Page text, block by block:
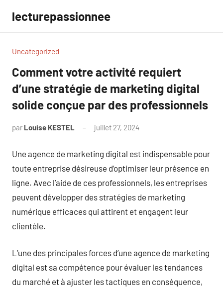
contenu
lecturepassionnee
Uncategorized
Comment votre activité requiert
d’une stratégie de marketing digital
solide conçue par des professionnels
par Louise KESTEL juillet 27, 2024
Une agence de marketing digital est indispensable pour
toute entreprise désireuse d’optimiser leur présence en
ligne. Avec l’aide de ces professionnels, les entreprises
peuvent développer des stratégies de marketing
numérique efficaces qui attirent et engagent leur
clientèle.
L’une des principales forces d’une agence de marketing
digital est sa compétence pour évaluer les tendances
du marché et à ajuster les tactiques en conséquence,